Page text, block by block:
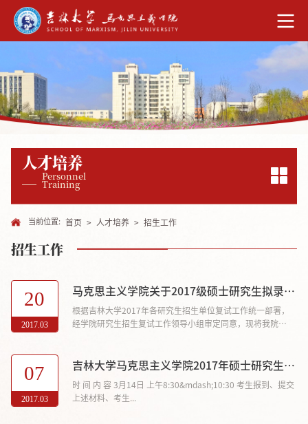
人才培养
Personnel
Training
当前位置: 首页 > 人才培养 > 招生工作
招生工作
20
2017.03
马克思主义学院关于2017级硕士研究生拟录取名单的公示
根据吉林大学2017年各研究生招生单位复试工作统一部署，
经学院研究生招生复试工作领导小组审定同意，现将我院
07
2017.03
吉林大学马克思主义学院2017年硕士研究生复试通知
时 间 内 容 3月14日 上午8:30&mdash;10:30 考生报到、提交
上述材料、考生...